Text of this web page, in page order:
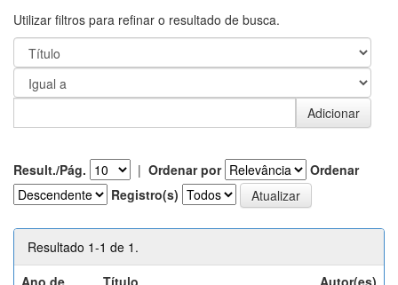
Utilizar filtros para refinar o resultado de busca.
Result./Pág. | Ordenar por
Ordenar
Registro(s)
Resultado 1-1 de 1.
Ano de
Título Autor(es)